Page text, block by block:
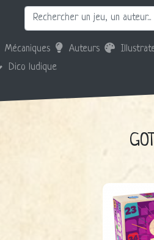
Mécaniques Auteurs
Dico ludique